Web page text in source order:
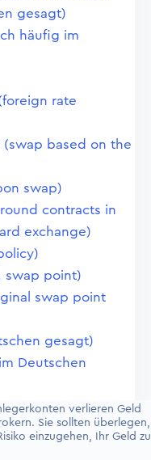
gesagt)
häufig im
rate
based on the
swap)
contracts in
exchange)
swap point)
swap point
gesagt)
Deutschen
verlieren Geld
Sie sollten überlegen,
einzugehen, Ihr Geld zu